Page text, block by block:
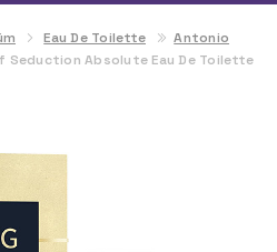
Eau De Toilette
Antonio
Seduction Absolute Eau De Toilette